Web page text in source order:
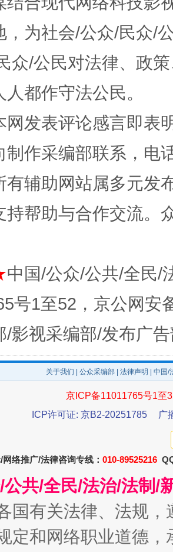
建安的艺术幻境
力责任有效落实
，为社会/公众/民众/
众/公民对法律、政
都作守法公民。
网发表评论感言即表
制作采编部联系，电
有辅助网站属多元发
持帮助与合作交流。
中国/公众/公共/全民/
号1至52，京公网安
/影视采编部/发布广
关于我们 公众采编部 法律声明 | 中国
京ICP备11011765号1至
ICP许可证: 京B2-20251785
广
网络推广/法律咨询专线： 010-89525216
公共/全民/法治/法制/
国有关法律、法规
定和网络职业道德